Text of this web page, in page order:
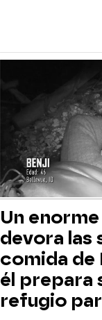
Un
devora las
comida de
él prepara
refugio